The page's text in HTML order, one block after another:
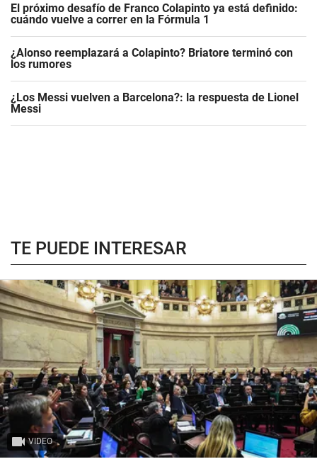
El próximo desafío de Franco Colapinto ya está definido:
cuándo vuelve a correr en la Fórmula 1
¿Alonso reemplazará a Colapinto? Briatore terminó con
los rumores
¿Los Messi vuelven a Barcelona?: la respuesta de Lionel
Messi
TE PUEDE INTERESAR
VIDEO